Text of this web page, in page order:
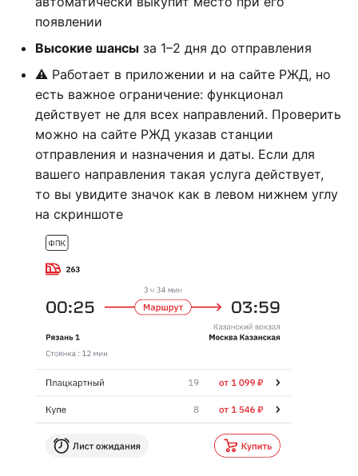
появлении
Высокие шансы за 1–2 дня до отправления
⚠️ Работает в приложении и на сайте РЖД, но
есть важное ограничение: функционал
действует не для всех направлений. Проверить
можно на сайте РЖД указав станции
отправления и назначения и даты. Если для
вашего направления такая услуга действует,
то вы увидите значок как в левом нижнем углу
на скриншоте